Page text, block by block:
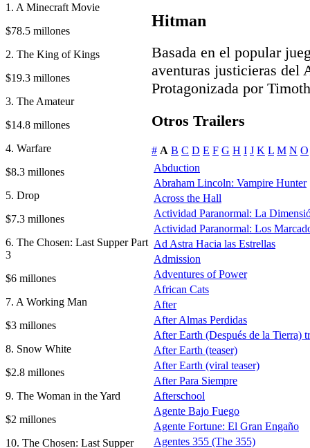
1. A Minecraft Movie
$78.5 millones
2. The King of Kings
$19.3 millones
3. The Amateur
$14.8 millones
4. Warfare
$8.3 millones
5. Drop
$7.3 millones
6. The Chosen: Last Supper Part
3
$6 millones
7. A Working Man
$3 millones
8. Snow White
$2.8 millones
9. The Woman in the Yard
$2 millones
10. The Chosen: Last Supper
Hitman
Basada en el popular
aventuras justicieras del
Protagonizada por
Otros Trailers
# A B C D E F G H I J K L M N O
Abduction
Abraham Lincoln: Vampire Hunter
Across the Hall
Actividad Paranormal: La
Actividad Paranormal: Los
Ad Astra Hacia las Estrellas
Admission
Adventures of Power
African Cats
After
After Almas Perdidas
After Earth (Después de la Tierra)
After Earth (teaser)
After Earth (viral teaser)
After Para Siempre
Afterschool
Agente Bajo Fuego
Agente Fortune: El Gran Engaño
Agentes 355 (The 355)